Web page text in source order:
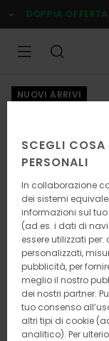
alle
informazioni
prodotto
OFFERTA
NUOVI ARRIVI
SCEGLI
PERSONALI
In collaborazione
dei sistemi
informazioni sul
(ad es. i dati di
essere utilizzati
personalizzati,
pubblicità, per
meglio il nostro
dei nostri partner.
tuo consenso
altri tipi di cookie
analitico). Per